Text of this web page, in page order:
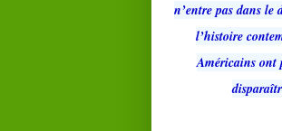
n’entre pas dans le
l’histoire
Américains ont